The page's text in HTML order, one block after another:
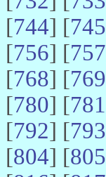
[744] [745
[756] [757
[768] [769
[780] [781
[792] [793
[804] [805